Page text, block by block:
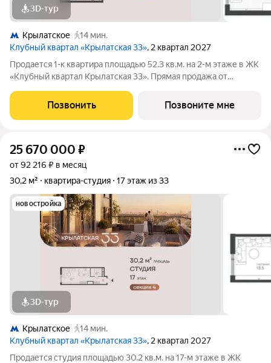
3D-тур
Крылатское
14 мин.
Клубный квартал «Крылатская 33», 2 квартал 2027
Продается 1-к квартира площадью 52.3 кв.м. на 2-м этаже в ЖК
«Клубный квартал Крылатская 33». Прямая продажа от
западе Москвы от специализированного застройщика
«Сияние». Комплекс расположен всего
Позвонить Позвоните мне
25 670 000 ₽
от 92 216 ₽ в месяц
30,2 м²
квартира-студия 17 этаж из 33
новостройка
3D-тур
Крылатское
14 мин.
Клубный квартал «Крылатская 33», 2 квартал 2027
Продается студия площадью 30.2 кв.м. на 17-м этаже в ЖК